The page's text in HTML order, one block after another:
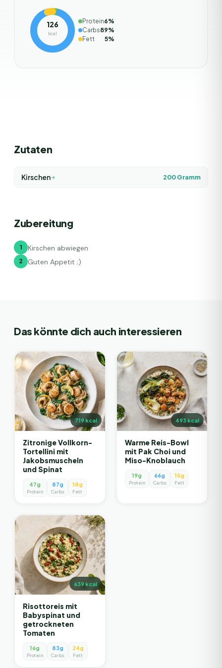
126
kcal
Protein6%
Carbs89%
Fett
5%
Zutaten
Kirschen 200Gramm
Zubereitung
1 Kirschen abwiegen
2 Guten Appetit ;)
Das könnte dich auch interessieren
719kcal
Zitronige Vollkorn-
Tortellini mit
Jakobsmuscheln
und Spinat
47g
Protein
87g
Carbs
18g
Fett
493kcal
Warme Reis-Bowl
mit Pak Choi und
Miso-Knoblauch
19g
Protein
66g
Carbs
15g
Fett
639kcal
Risottoreis mit
Babyspinat und
getrockneten
Tomaten
16g
Protein
83g
Carbs
24g
Fett